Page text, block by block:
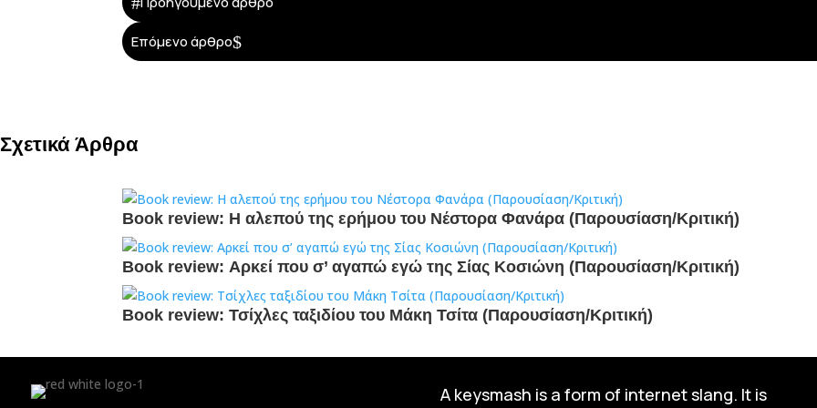
Επόμενο άρθρο$
Σχετικά Άρθρα
Book review: Η αλεπού της ερήμου του Νέστορα Φανάρα (Παρουσίαση/Κριτική)
Book review: Αρκεί που σ’ αγαπώ εγώ της Σίας Κοσιώνη (Παρουσίαση/Κριτική)
Book review: Τσίχλες ταξιδίου του Μάκη Τσίτα (Παρουσίαση/Κριτική)
A keysmash is a form of internet slang. It is